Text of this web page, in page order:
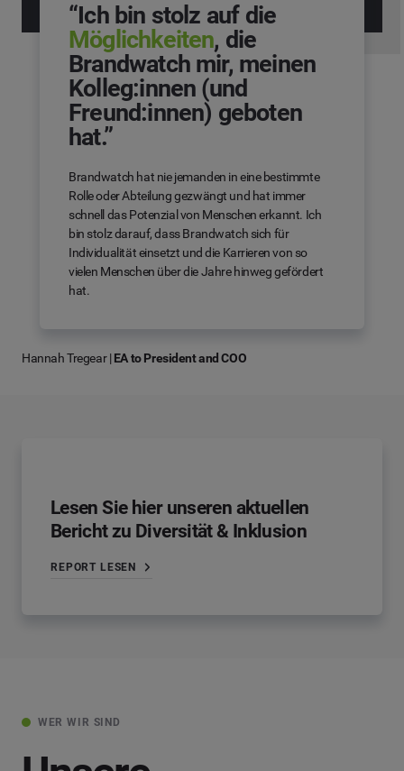
“Ich bin stolz auf die
Möglichkeiten, die
Brandwatch mir, meinen
Kolleg:innen (und
Freund:innen) geboten
hat.”
Brandwatch hat nie jemanden in eine bestimmte
Rolle oder Abteilung gezwängt und hat immer
schnell das Potenzial von Menschen erkannt. Ich
bin stolz darauf, dass Brandwatch sich für
Individualität einsetzt und die Karrieren von so
vielen Menschen über die Jahre hinweg gefördert
hat.
Hannah Tregear |EA to President and COO
Lesen Sie hier unseren aktuellen
Bericht zu Diversität & Inklusion
REPORT LESEN
WER WIR SIND